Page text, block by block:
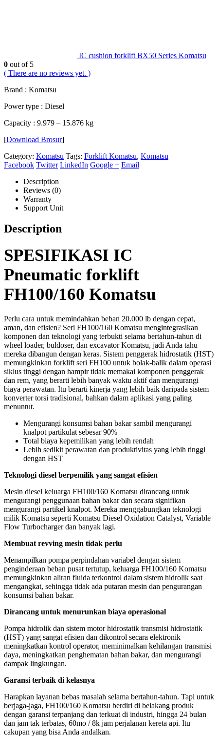
IC cushion forklift BX50 Series Komatsu
0 out of 5
( There are no reviews yet. )
Brand : Komatsu
Power type : Diesel
Capacity : 9.979 – 15.876 kg
[Download Brosur]
Category: Komatsu Tags: Forklift Komatsu, Komatsu
Facebook Twitter LinkedIn Google + Email
Description
Reviews (0)
Warranty
Support Unit
Description
SPESIFIKASI IC
Pneumatic forklift
FH100/160 Komatsu
Perlu cara untuk memindahkan beban 20.000 lb dengan cepat,
aman, dan efisien? Seri FH100/160 Komatsu mengintegrasikan
komponen dan teknologi yang terbukti selama bertahun-tahun di
wheel loader, buldoser, dan excavator Komatsu, jadi Anda tahu
mereka dibangun dengan keras. Sistem penggerak hidrostatik (HST)
memungkinkan forklift seri FH100 untuk bolak-balik dalam operasi
siklus tinggi dengan hampir tidak memakai komponen penggerak
dan rem, yang berarti lebih banyak waktu aktif dan mengurangi
biaya perawatan. Itu berarti kinerja yang lebih baik daripada sistem
konverter torsi tradisional, bahkan dalam aplikasi yang paling
menuntut.
Mengurangi konsumsi bahan bakar sambil mengurangi
knalpot partikulat sebesar 90%
Total biaya kepemilikan yang lebih rendah
Lebih sedikit perawatan dan produktivitas yang lebih tinggi
dengan HST
Teknologi diesel berpemilik yang sangat efisien
Mesin diesel keluarga FH100/160 Komatsu dirancang untuk
mengurangi penggunaan bahan bakar dan secara signifikan
mengurangi partikel knalpot. Mereka menggabungkan teknologi
milik Komatsu seperti Komatsu Diesel Oxidation Catalyst, Variable
Flow Turbocharger dan banyak lagi.
Membuat revving mesin tidak perlu
Menampilkan pompa perpindahan variabel dengan sistem
penginderaan beban pusat tertutup, keluarga FH100/160 Komatsu
memungkinkan aliran fluida terkontrol dalam sistem hidrolik saat
mengangkat, sehingga tidak ada putaran mesin dan pengurangan
konsumsi bahan bakar.
Dirancang untuk menurunkan biaya operasional
Pompa hidrolik dan sistem motor hidrostatik transmisi hidrostatik
(HST) yang sangat efisien dan dikontrol secara elektronik
meningkatkan kontrol operator, meminimalkan kehilangan transmisi
daya, meningkatkan penghematan bahan bakar, dan mengurangi
dampak lingkungan.
Garansi terbaik di kelasnya
Harapkan layanan bebas masalah selama bertahun-tahun. Tapi untuk
berjaga-jaga, FH100/160 Komatsu berdiri di belakang produk
dengan garansi terpanjang dan terkuat di industri, hingga 24 bulan
dan jam tak terbatas, 60mo / 8k jam perjalanan kereta api. Itu
cakupan yang bisa Anda andalkan.